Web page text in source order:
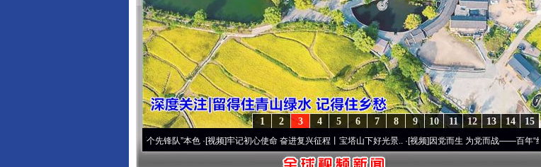
15
14
13
12
11
10
9
8
7
6
5
4
3
2
1
永葆“两个先锋队”本色·[视频]牢记初心使命 奋进复兴征程丨宝塔山下好光景..·[视频]因党而生 为党而战——百年“纪”事⑧加